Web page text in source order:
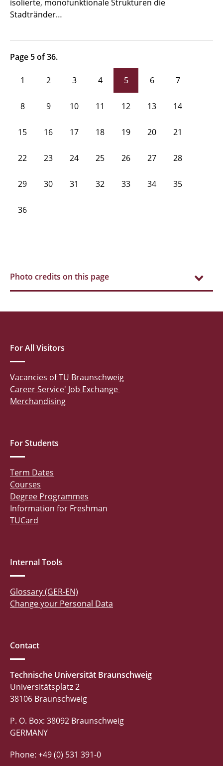
isolierte, monofunktionale Strukturen die
Stadtränder…
Page 5 of 36.
1 2 3 4 5 6 7
8 9 10 11 12 13 14
15 16 17 18 19 20 21
22 23 24 25 26 27 28
29 30 31 32 33 34 35
36
Photo credits on this page
For All Visitors
Vacancies of TU Braunschweig
Career Service' Job Exchange
Merchandising
For Students
Term Dates
Courses
Degree Programmes
Information for Freshman
TUCard
Internal Tools
Glossary (GER-EN)
Change your Personal Data
Contact
Technische Universität Braunschweig
Universitätsplatz 2
38106 Braunschweig
P. O. Box: 38092 Braunschweig
GERMANY
Phone: +49 (0) 531 391-0